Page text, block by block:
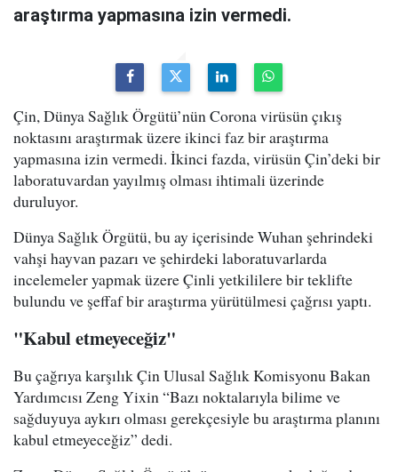
araştırma yapmasına izin vermedi.
Çin, Dünya Sağlık Örgütü’nün Corona virüsün çıkış
noktasını araştırmak üzere ikinci faz bir araştırma
yapmasına izin vermedi. İkinci fazda, virüsün Çin’deki bir
laboratuvardan yayılmış olması ihtimali üzerinde
duruluyor.
Dünya Sağlık Örgütü, bu ay içerisinde Wuhan şehrindeki
vahşi hayvan pazarı ve şehirdeki laboratuvarlarda
incelemeler yapmak üzere Çinli yetkililere bir teklifte
bulundu ve şeffaf bir araştırma yürütülmesi çağrısı yaptı.
"Kabul etmeyeceğiz"
Bu çağrıya karşılık Çin Ulusal Sağlık Komisyonu Bakan
Yardımcısı Zeng Yixin “Bazı noktalarıyla bilime ve
sağduyuya aykırı olması gerekçesiyle bu araştırma planını
kabul etmeyeceğiz” dedi.